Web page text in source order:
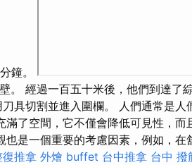
鐘。
。 經過一百五十米後，他們到達了
具切割並進入圍欄。 人們通常是人
滿了空間，它不僅會降低可見性，而
也是一個重要的考慮因素，例如，在
推拿 外燴 buffet 台中推拿 台中 撥